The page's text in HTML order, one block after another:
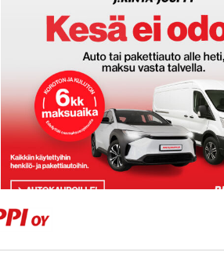
6 kk koroton ja kuluton
käytettyihin henkilö- ja